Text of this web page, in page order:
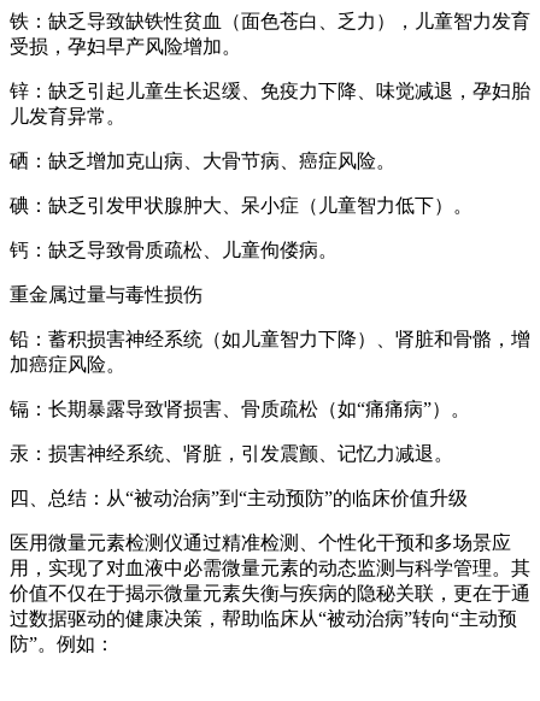
铁：缺乏导致缺铁性贫血（面色苍白、乏力），儿童智力发育
受损，孕妇早产风险增加。
锌：缺乏引起儿童生长迟缓、免疫力下降、味觉减退，孕妇胎
儿发育异常。
硒：缺乏增加克山病、大骨节病、癌症风险。
碘：缺乏引发甲状腺肿大、呆小症（儿童智力低下）。
钙：缺乏导致骨质疏松、儿童佝偻病。
重金属过量与毒性损伤
铅：蓄积损害神经系统（如儿童智力下降）、肾脏和骨骼，增
加癌症风险。
镉：长期暴露导致肾损害、骨质疏松（如“痛痛病”）。
汞：损害神经系统、肾脏，引发震颤、记忆力减退。
四、总结：从“被动治病”到“主动预防”的临床价值升级
医用微量元素检测仪通过精准检测、个性化干预和多场景应
用，实现了对血液中必需微量元素的动态监测与科学管理。其
价值不仅在于揭示微量元素失衡与疾病的隐秘关联，更在于通
过数据驱动的健康决策，帮助临床从“被动治病”转向“主动预
防”。例如：